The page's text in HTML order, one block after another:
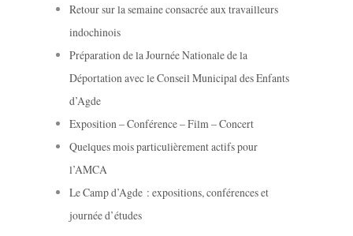
Retour sur la semaine consacrée aux travailleurs
indochinois
Préparation de la Journée Nationale de la
Déportation avec le Conseil Municipal des Enfants
d’Agde
Exposition – Conférence – Film – Concert
Quelques mois particulièrement actifs pour
l’AMCA
Le Camp d’Agde : expositions, conférences et
journée d’études